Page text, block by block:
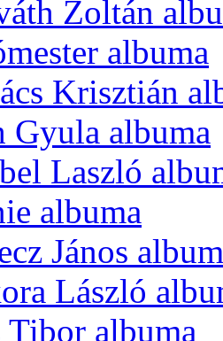
Zoltán
albuma
Krisztián
Gyula albuma
Laszló
albuma
János
László
Tibor albuma